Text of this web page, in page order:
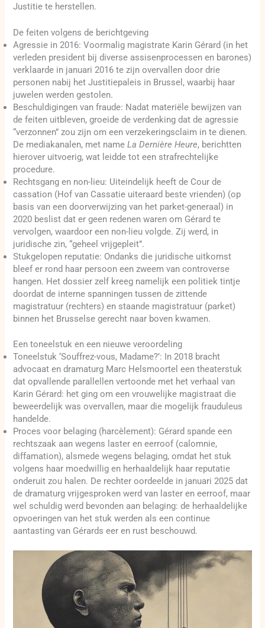
Justitie te herstellen.
De feiten volgens de berichtgeving
Agressie in 2016: Voormalig magistrate Karin Gérard (in het
verleden president bij diverse assisenprocessen en barones)
verklaarde in januari 2016 te zijn overvallen door drie
personen nabij het Justitiepaleis in Brussel, waarbij haar
juwelen werden gestolen.
Beschuldigingen van fraude: Nadat materiële bewijzen van
de feiten uitbleven, groeide de verdenking dat de agressie
“verzonnen” zou zijn om een verzekeringsclaim in te dienen.
De mediakanalen, met nameLa Dernière Heure, berichtten
hierover uitvoerig, wat leidde tot een strafrechtelijke
procedure.
Rechtsgang en non-lieu: Uiteindelijk heeft de Cour de
cassation (Hof van Cassatie uiteraard beste vrienden) (op
basis van een doorverwijzing van het parket-generaal) in
2020 beslist dat er geen redenen waren om Gérard te
vervolgen, waardoor een non-lieu volgde. Zij werd, in
juridische zin, “geheel vrijgepleit”.
Stukgelopen reputatie: Ondanks die juridische uitkomst
bleef er rond haar persoon een zweem van controverse
hangen. Het dossier zelf kreeg namelijk een politiek tintje
doordat de interne spanningen tussen de zittende
magistratuur (rechters) en staande magistratuur (parket)
binnen het Brusselse gerecht naar boven kwamen.
Een toneelstuk en een nieuwe veroordeling
Toneelstuk ‘Souffrez-vous, Madame?’: In 2018 bracht
advocaat en dramaturg Marc Helsmoortel een theaterstuk
dat opvallende parallellen vertoonde met het verhaal van
Karin Gérard: het ging om een vrouwelijke magistraat die
beweerdelijk was overvallen, maar die mogelijk frauduleus
handelde.
Proces voor belaging (harcèlement): Gérard spande een
rechtszaak aan wegens laster en eerroof (calomnie,
diffamation), alsmede wegens belaging, omdat het stuk
volgens haar moedwillig en herhaaldelijk haar reputatie
onderuit zou halen. De rechter oordeelde in januari 2025 dat
de dramaturg vrijgesproken werd van laster en eerroof, maar
wel schuldig werd bevonden aan belaging: de herhaaldelijke
opvoeringen van het stuk werden als een continue
aantasting van Gérards eer en rust beschouwd.